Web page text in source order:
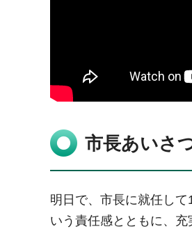
市長あいさ
明日で、市長に就任し
いう責任感とともに、